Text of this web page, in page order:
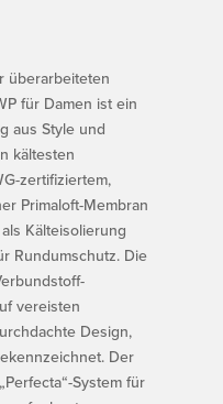
überarbeiteten
für Damen ist ein
aus Style und
kältesten
zertifiziertem,
Primaloft-Membran
Kälteisolierung
Rundumschutz. Die
vereisten
Design,
Der
System für